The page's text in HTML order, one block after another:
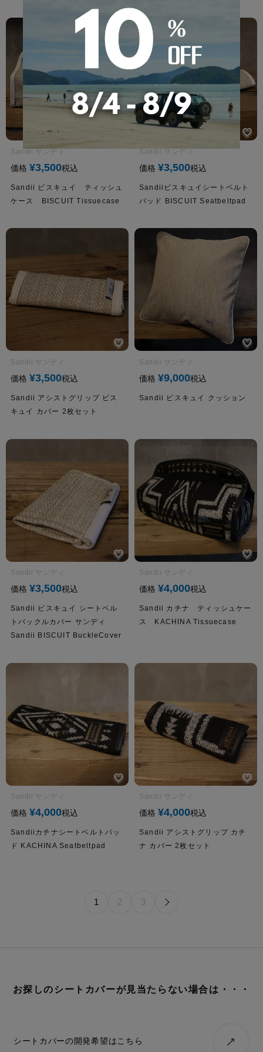
Sandii サンディ
価格 ¥3,500税込
Sandii ビスキュイ ティッシュ
ケース BISCUIT Tissuecase
Sandii サンディ
価格 ¥3,500税込
Sandiiビスキュイシートベルト
パッド BISCUIT Seatbeltpad
Sandii サンディ
価格 ¥3,500税込
Sandii アシストグリップ ビス
キュイ カバー 2枚セット
Sandii サンディ
価格 ¥9,000税込
Sandii ビスキュイ クッション
Sandii サンディ
価格 ¥3,500税込
Sandii ビスキュイ シートベル
トバックルカバー サンディ
Sandii BISCUIT BuckleCover
Sandii サンディ
価格 ¥4,000税込
Sandii カチナ ティッシュケー
ス KACHINA Tissuecase
Sandii サンディ
価格 ¥4,000税込
Sandiiカチナシートベルトパッ
ド KACHINA Seatbeltpad
Sandii サンディ
価格 ¥4,000税込
Sandii アシストグリップ カチ
ナ カバー 2枚セット
1 2 3
お探しのシートカバーが見当たらない場合は・・・
シートカバーの開発希望はこちら